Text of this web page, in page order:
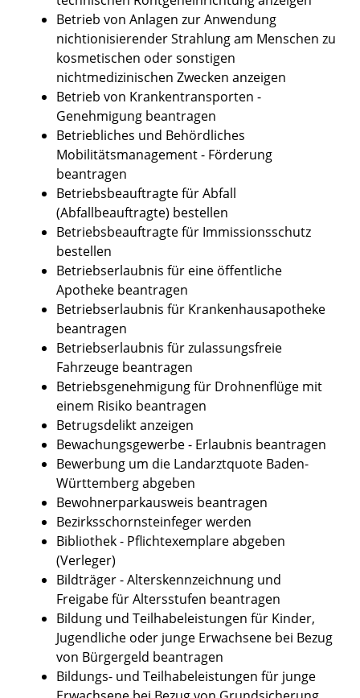
Betrieb von Anlagen zur Anwendung
nichtionisierender Strahlung am Menschen zu
kosmetischen oder sonstigen
nichtmedizinischen Zwecken anzeigen
Betrieb von Krankentransporten -
Genehmigung beantragen
Betriebliches und Behördliches
Mobilitätsmanagement - Förderung
beantragen
Betriebsbeauftragte für Abfall
(Abfallbeauftragte) bestellen
Betriebsbeauftragte für Immissionsschutz
bestellen
Betriebserlaubnis für eine öffentliche
Apotheke beantragen
Betriebserlaubnis für Krankenhausapotheke
beantragen
Betriebserlaubnis für zulassungsfreie
Fahrzeuge beantragen
Betriebsgenehmigung für Drohnenflüge mit
einem Risiko beantragen
Betrugsdelikt anzeigen
Bewachungsgewerbe - Erlaubnis beantragen
Bewerbung um die Landarztquote Baden-
Württemberg abgeben
Bewohnerparkausweis beantragen
Bezirksschornsteinfeger werden
Bibliothek - Pflichtexemplare abgeben
(Verleger)
Bildträger - Alterskennzeichnung und
Freigabe für Altersstufen beantragen
Bildung und Teilhabeleistungen für Kinder,
Jugendliche oder junge Erwachsene bei Bezug
von Bürgergeld beantragen
Bildungs- und Teilhabeleistungen für junge